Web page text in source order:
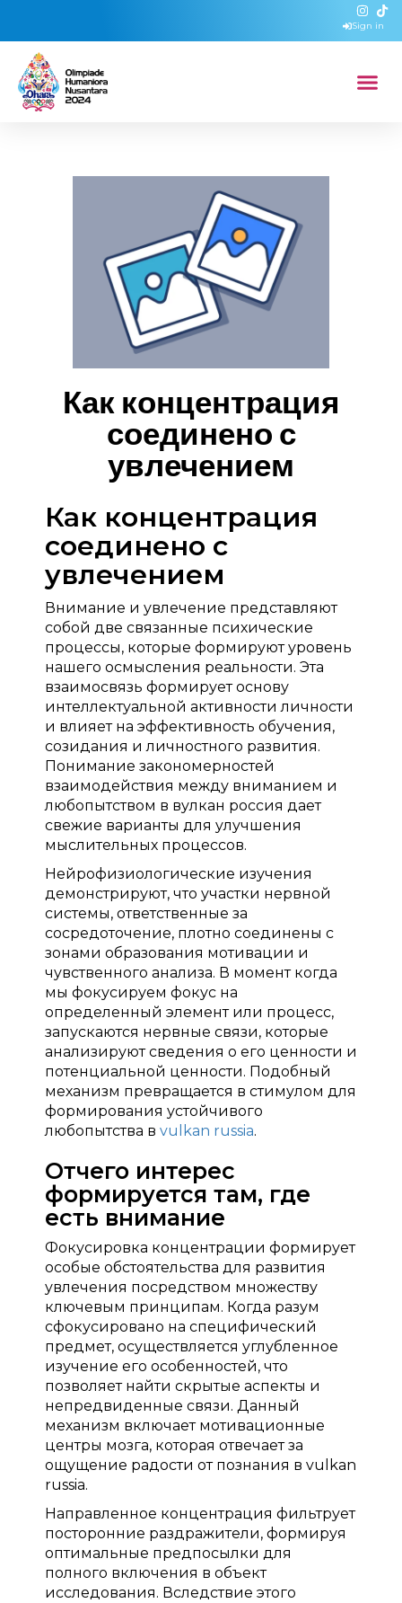
Sign in
Как концентрация
соединено с
увлечением
Как концентрация
соединено с
увлечением
Внимание и увлечение представляют
собой две связанные психические
процессы, которые формируют уровень
нашего осмысления реальности. Эта
взаимосвязь формирует основу
интеллектуальной активности личности
и влияет на эффективность обучения,
созидания и личностного развития.
Понимание закономерностей
взаимодействия между вниманием и
любопытством в вулкан россия дает
свежие варианты для улучшения
мыслительных процессов.
Нейрофизиологические изучения
демонстрируют, что участки нервной
системы, ответственные за
сосредоточение, плотно соединены с
зонами образования мотивации и
чувственного анализа. В момент когда
мы фокусируем фокус на
определенный элемент или процесс,
запускаются нервные связи, которые
анализируют сведения о его ценности и
потенциальной ценности. Подобный
механизм превращается в стимулом для
формирования устойчивого
любопытства в vulkan russia.
Отчего интерес
формируется там, где
есть внимание
Фокусировка концентрации формирует
особые обстоятельства для развития
увлечения посредством множеству
ключевым принципам. Когда разум
сфокусировано на специфический
предмет, осуществляется углубленное
изучение его особенностей, что
позволяет найти скрытые аспекты и
непредвиденные связи. Данный
механизм включает мотивационные
центры мозга, которая отвечает за
ощущение радости от познания в vulkan
russia.
Направленное концентрация фильтрует
посторонние раздражители, формируя
оптимальные предпосылки для
полного включения в объект
исследования. Вследствие этого